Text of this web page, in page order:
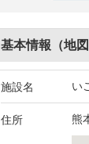
基本情報（地図
施設名 い
住所 熊